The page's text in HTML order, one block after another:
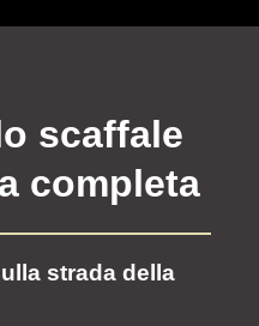
scaffale
completa
strada della